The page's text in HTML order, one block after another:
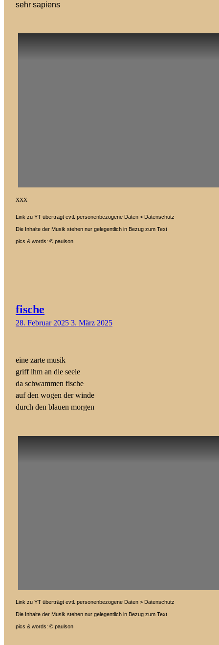
sehr sapiens
xxx
Link zu YT überträgt evtl. personenbezogene Daten > Datenschutz
Die Inhalte der Musik stehen nur gelegentlich in Bezug zum Text
pics & words: © paulson
fische
28. Februar 2025 3. März 2025
eine zarte musik
griff ihm an die seele
da schwammen fische
auf den wogen der winde
durch den blauen morgen
Link zu YT überträgt evtl. personenbezogene Daten > Datenschutz
Die Inhalte der Musik stehen nur gelegentlich in Bezug zum Text
pics & words: © paulson